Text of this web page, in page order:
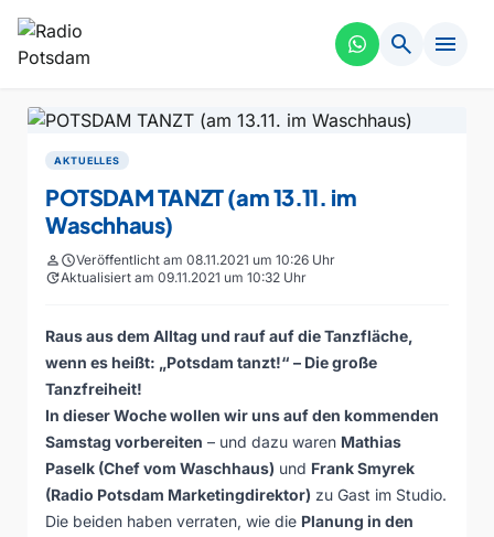
search menu
AKTUELLES
POTSDAM TANZT (am 13.11. im
Waschhaus)
personscheduleVeröffentlicht am 08.11.2021 um 10:26 Uhr
updateAktualisiert am 09.11.2021 um 10:32 Uhr
Raus aus dem Alltag und rauf auf die Tanzfläche,
wenn es heißt: „Potsdam tanzt!“ – Die große
Tanzfreiheit!
In dieser Woche wollen wir uns auf den kommenden
Samstag vorbereiten – und dazu waren Mathias
Paselk (Chef vom Waschhaus) und Frank Smyrek
(Radio Potsdam Marketingdirektor) zu Gast im Studio.
Die beiden haben verraten, wie die Planung in den